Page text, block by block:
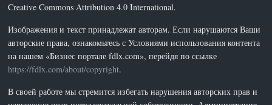
Creative Commons Attribution 4.0 International.
Изображения и текст принадлежат авторам. Если нарушаются Ваши
авторские права, ознакомьтесь с Условиями использования контента
на нашем «Бизнес портале fdlx.com», перейдя по ссылке
https://fdlx.com/about/copyright.
В своей работе мы стремится избегать нарушения авторских прав и